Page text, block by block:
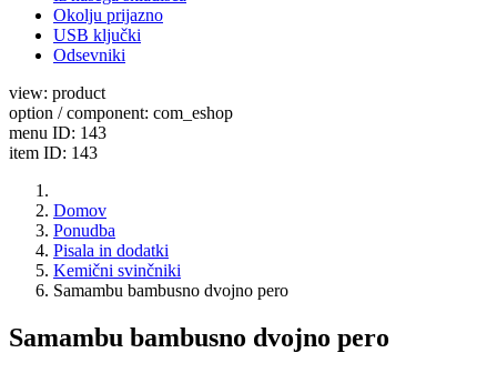
Okolju prijazno
USB ključki
Odsevniki
view: product
option / component: com_eshop
menu ID: 143
item ID: 143
Domov
Ponudba
Pisala in dodatki
Kemični svinčniki
Samambu bambusno dvojno pero
Samambu bambusno dvojno pero